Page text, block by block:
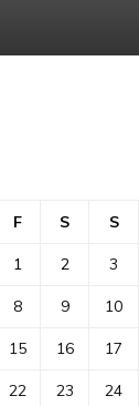
F S S
1 2 3
8 9 10
15 16 17
22 23 24